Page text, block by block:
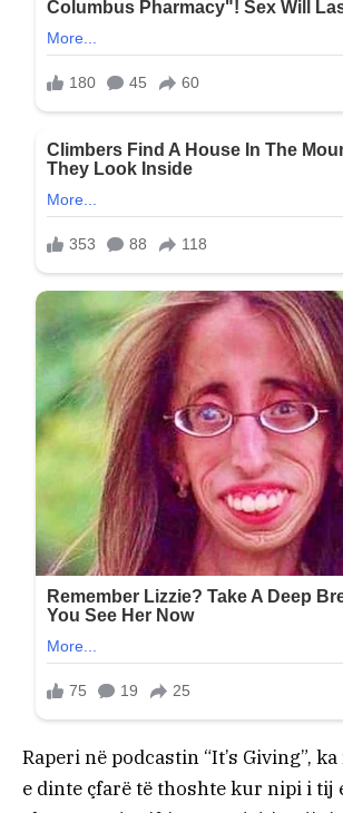
Raperi në podcastin “It’s Giving”,
e dinte çfarë të thoshte kur nipi i tij